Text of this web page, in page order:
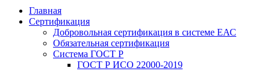
Главная
Сертификация
Добровольная сертификация в системе ЕАС
Обязательная сертификация
Система ГОСТ Р
ГОСТ Р ИСО 22000-2019